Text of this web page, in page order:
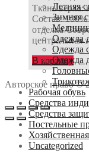
Ткань верха:
Состав:
отделка
центральная
В корзину
Авторское право
Летняя
Зимняя
Одежда
Одежда
Одежда
Рабочая обувь
Средства
Средства
Постельные
Uncategorized